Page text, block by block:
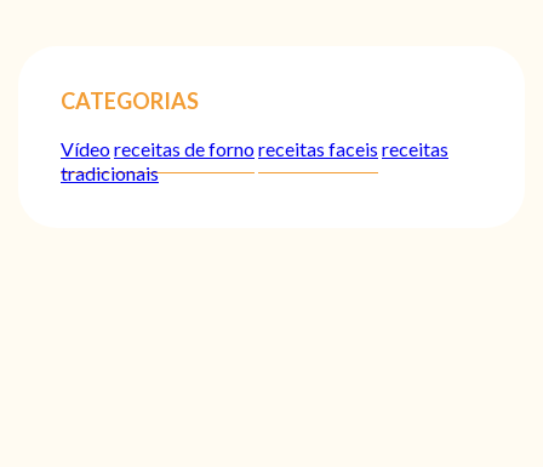
CATEGORIAS
Vídeoreceitas de fornoreceitas faceis receitas
tradicionais